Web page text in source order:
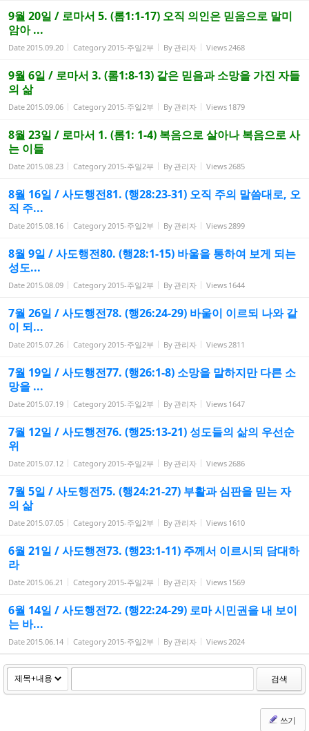
9월 20일 / 로마서 5. (롬1:1-17) 오직 의인은 믿음으로 말미
암아 ...
Date2015.09.20 Category2015-주일2부 By 관리자 Views2468
9월 6일 / 로마서 3. (롬1:8-13) 같은 믿음과 소망을 가진 자들
의 삶
Date2015.09.06 Category2015-주일2부 By 관리자 Views 1879
8월 23일 / 로마서 1. (롬1: 1-4) 복음으로 살아나 복음으로 사
는 이들
Date2015.08.23 Category2015-주일2부 By 관리자 Views2685
8월 16일 / 사도행전81. (행28:23-31) 오직 주의 말씀대로, 오
직 주...
Date2015.08.16 Category2015-주일2부 By 관리자 Views2899
8월 9일 / 사도행전80. (행28:1-15) 바울을 통하여 보게 되는
성도...
Date2015.08.09 Category2015-주일2부 By 관리자 Views 1644
7월 26일 / 사도행전78. (행26:24-29) 바울이 이르되 나와 같
이 되...
Date2015.07.26 Category2015-주일2부 By 관리자 Views2811
7월 19일 / 사도행전77. (행26:1-8) 소망을 말하지만 다른 소
망을 ...
Date2015.07.19 Category2015-주일2부 By 관리자 Views 1647
7월 12일 / 사도행전76. (행25:13-21) 성도들의 삶의 우선순
위
Date2015.07.12 Category2015-주일2부 By 관리자 Views2686
7월 5일 / 사도행전75. (행24:21-27) 부활과 심판을 믿는 자
의 삶
Date2015.07.05 Category2015-주일2부 By 관리자 Views 1610
6월 21일 / 사도행전73. (행23:1-11) 주께서 이르시되 담대하
라
Date2015.06.21 Category2015-주일2부 By 관리자 Views 1569
6월 14일 / 사도행전72. (행22:24-29) 로마 시민권을 내 보이
는 바...
Date2015.06.14 Category2015-주일2부 By 관리자 Views2024
검색
쓰기